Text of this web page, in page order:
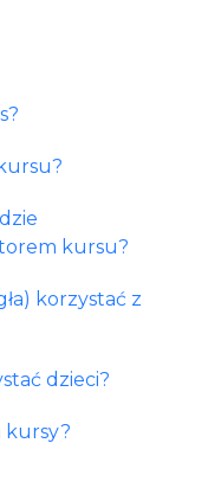
kursu?
korzystać z
dzieci?
kursy?